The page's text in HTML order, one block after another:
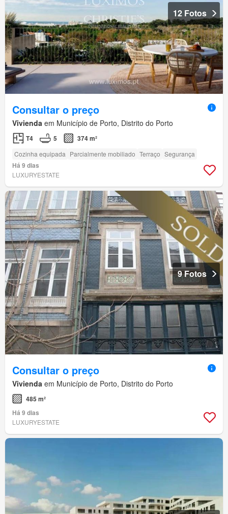
12 Fotos
Consultar o preço
Vivienda em Município de Porto, Distrito do Porto
T4 5 374 m²
Cozinha equipada Parcialmente mobiliado Terraço Segurança
Há 9 dias
LUXURYESTATE
9 Fotos
Consultar o preço
Vivienda em Município de Porto, Distrito do Porto
485 m²
Há 9 dias
LUXURYESTATE